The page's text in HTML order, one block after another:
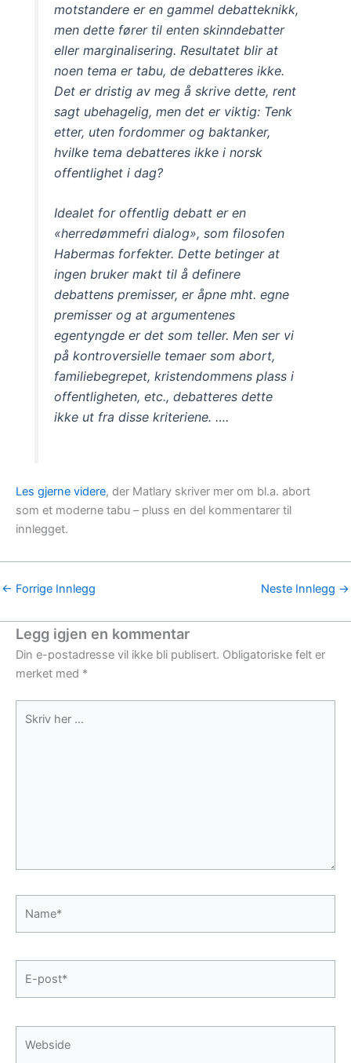
motstandere er en gammel debatteknikk,
men dette fører til enten skinndebatter
eller marginalisering. Resultatet blir at
noen tema er tabu, de debatteres ikke.
Det er dristig av meg å skrive dette, rent
sagt ubehagelig, men det er viktig: Tenk
etter, uten fordommer og baktanker,
hvilke tema debatteres ikke i norsk
offentlighet i dag?
Idealet for offentlig debatt er en
«herredømmefri dialog», som filosofen
Habermas forfekter. Dette betinger at
ingen bruker makt til å definere
debattens premisser, er åpne mht. egne
premisser og at argumentenes
egentyngde er det som teller. Men ser vi
på kontroversielle temaer som abort,
familiebegrepet, kristendommens plass i
offentligheten, etc., debatteres dette
ikke ut fra disse kriteriene. ….
Les gjerne videre, der Matlary skriver mer om bl.a. abort
som et moderne tabu – pluss en del kommentarer til
innlegget.
← Forrige Innlegg Neste Innlegg →
Legg igjen en kommentar
Din e-postadresse vil ikke bli publisert. Obligatoriske felt er
merket med *
her
post*